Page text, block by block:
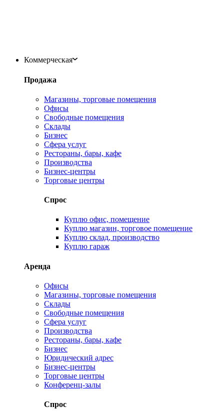
Коммерческая
Продажа
Магазины, торговые помещения
Офисы
Свободные помещения
Склады
Бизнес
Сфера услуг
Рестораны, бары, кафе
Производства
Бизнес-центры
Торговые центры
Спрос
Куплю офис, помещение
Куплю магазин, торговое помещение
Куплю склад, производство
Куплю гараж
Аренда
Офисы
Магазины, торговые помещения
Склады
Свободные помещения
Сфера услуг
Производства
Рестораны, бары, кафе
Бизнес
Юридический адрес
Бизнес-центры
Торговые центры
Конференц-залы
Спрос